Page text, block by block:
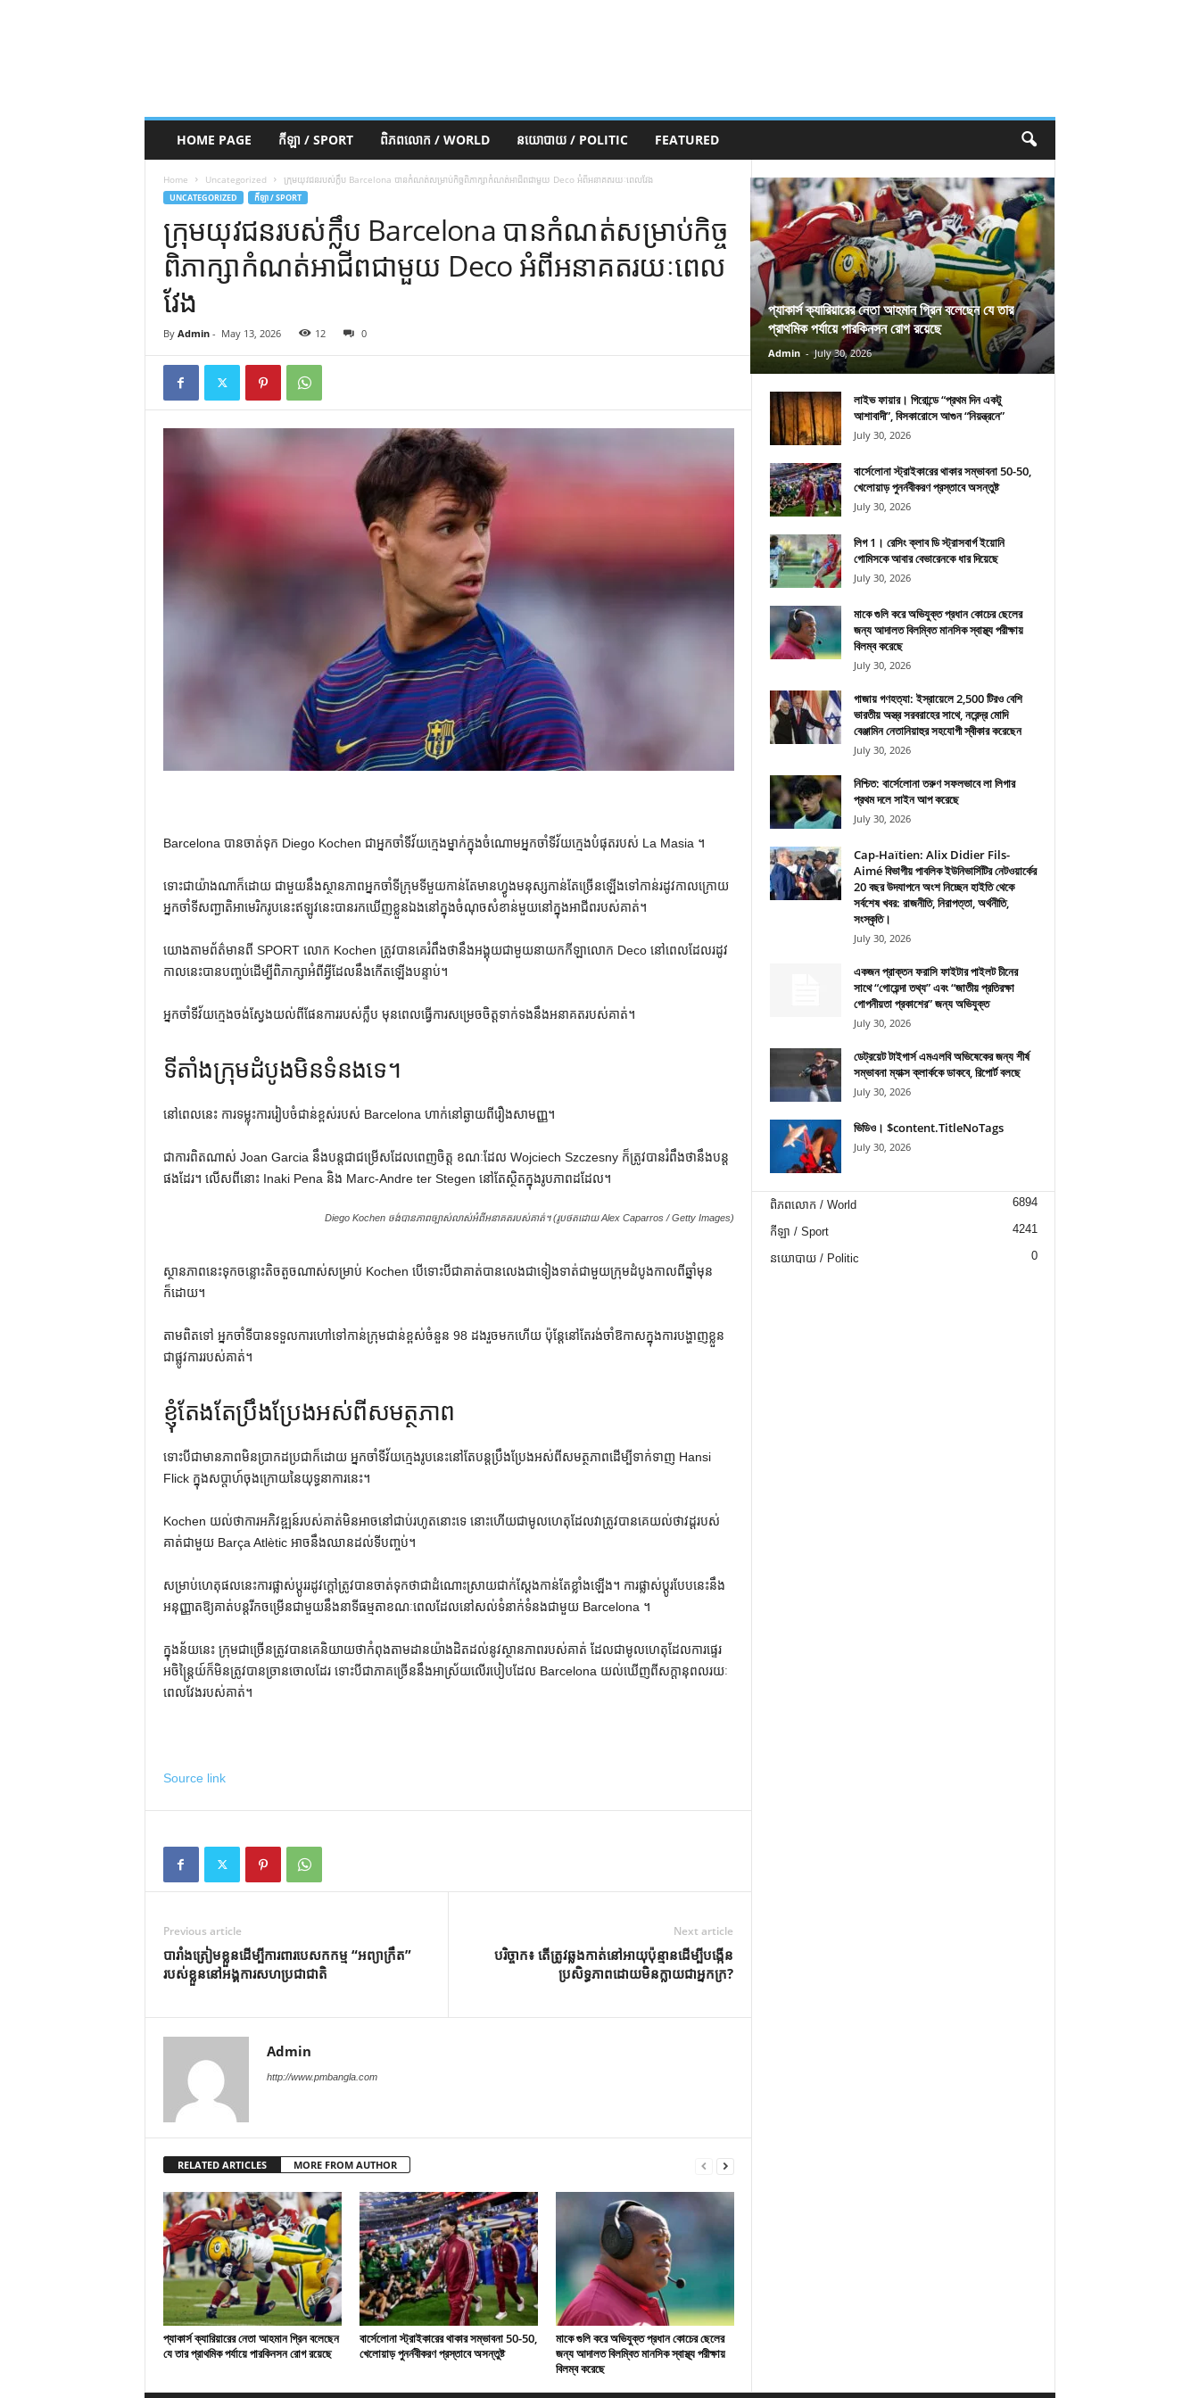
HOME PAGE កីឡា / SPORT ពិភពលោក / WORLD នយោបាយ / POLITIC FEATURED
Home Uncategorized ក្រុមយុវជនរបស់ក្លឹប Barcelona បានកំណត់សម្រាប់កិច្ចពិភាក្សាកំណត់អាជីពជាមួយ Deco អំពីអនាគតរយៈពេលវែង
UNCATEGORIZED កីឡា / SPORT
ក្រុមយុវជនរបស់ក្លឹប Barcelona បានកំណត់សម្រាប់កិច្ច
ពិភាក្សាកំណត់អាជីពជាមួយ Deco អំពីអនាគតរយៈពេល
វែង
By Admin- May 13, 2026 12 0
Barcelona បានចាត់ទុក Diego Kochen ជាអ្នកចាំទីវ័យក្មេងម្នាក់ក្នុងចំណោមអ្នកចាំទីវ័យក្មេងបំផុតរបស់ La Masia ។
ទោះជាយ៉ាងណាក៏ដោយ ជាមួយនឹងស្ថានភាពអ្នកចាំទីក្រុមទីមួយកាន់តែមានហ្វូងមនុស្សកាន់តែច្រើនឡើងទៅកាន់រដូវកាលក្រោយ
អ្នកចាំទីសញ្ជាតិអាមេរិករូបនេះឥឡូវនេះបានរកឃើញខ្លួនឯងនៅក្នុងចំណុចសំខាន់មួយនៅក្នុងអាជីពរបស់គាត់។
យោងតាមព័ត៌មានពី SPORT លោក Kochen ត្រូវបានគេរំពឹងថានឹងអង្គុយជាមួយនាយកកីឡាលោក Deco នៅពេលដែលរដូវ
កាលនេះបានបញ្ចប់ដើម្បីពិភាក្សាអំពីអ្វីដែលនឹងកើតឡើងបន្ទាប់។
អ្នកចាំទីវ័យក្មេងចង់ស្វែងយល់ពីផែនការរបស់ក្លឹប មុនពេលធ្វើការសម្រេចចិត្តទាក់ទងនឹងអនាគតរបស់គាត់។
ទីតាំងក្រុមដំបូងមិនទំនងទេ។
នៅ​ពេល​នេះ ការ​ទម្លុះ​ការ​រៀបចំ​ជាន់​ខ្ពស់​របស់ Barcelona ហាក់​នៅ​ឆ្ងាយ​ពី​រឿង​សាមញ្ញ។
ជាការពិតណាស់ Joan Garcia នឹងបន្តជាជម្រើសដែលពេញចិត្ត ខណៈដែល Wojciech Szczesny ក៏ត្រូវបានរំពឹងថានឹងបន្ត
ផងដែរ។ លើសពីនោះ Inaki Pena និង Marc-Andre ter Stegen នៅតែស្ថិតក្នុងរូបភាពដដែល។
Diego Kochen ចង់បានភាពច្បាស់លាស់អំពីអនាគតរបស់គាត់។ (រូបថតដោយ Alex Caparros / Getty Images)
ស្ថានភាពនេះទុកចន្លោះតិចតួចណាស់សម្រាប់ Kochen បើទោះបីជាគាត់បានលេងជាទៀងទាត់ជាមួយក្រុមដំបូងកាលពីឆ្នាំមុន
ក៏ដោយ។
តាមពិតទៅ អ្នកចាំទីបានទទួលការហៅទៅកាន់ក្រុមជាន់ខ្ពស់ចំនួន 98 ដងរួចមកហើយ ប៉ុន្តែនៅតែរង់ចាំឱកាសក្នុងការបង្ហាញខ្លួន
ជាផ្លូវការរបស់គាត់។
ខ្ញុំតែងតែប្រឹងប្រែងអស់ពីសមត្ថភាព
ទោះបីជាមានភាពមិនប្រាកដប្រជាក៏ដោយ អ្នកចាំទីវ័យក្មេងរូបនេះនៅតែបន្តប្រឹងប្រែងអស់ពីសមត្ថភាពដើម្បីទាក់ទាញ Hansi
Flick ក្នុងសប្តាហ៍ចុងក្រោយនៃយុទ្ធនាការនេះ។
Kochen យល់ថាការអភិវឌ្ឍន៍របស់គាត់មិនអាចនៅជាប់រហូតនោះទេ នោះហើយជាមូលហេតុដែលវាត្រូវបានគេយល់ថាវដ្តរបស់
គាត់ជាមួយ Barça Atlètic អាចនឹងឈានដល់ទីបញ្ចប់។
សម្រាប់ហេតុផលនេះការផ្លាស់ប្តូររដូវក្តៅត្រូវបានចាត់ទុកថាជាដំណោះស្រាយជាក់ស្តែងកាន់តែខ្លាំងឡើង។ ការផ្លាស់ប្តូរបែបនេះនឹង
អនុញ្ញាតឱ្យគាត់បន្តរីកចម្រើនជាមួយនឹងនាទីធម្មតាខណៈពេលដែលនៅសល់ទំនាក់ទំនងជាមួយ Barcelona ។
ក្នុងន័យនេះ ក្រុមជាច្រើនត្រូវបានគេនិយាយថាកំពុងតាមដានយ៉ាងដិតដល់នូវស្ថានភាពរបស់គាត់ ដែលជាមូលហេតុដែលការផ្ទេរ
អចិន្រ្តៃយ៍ក៏មិនត្រូវបានច្រានចោលដែរ ទោះបីជាភាគច្រើននឹងអាស្រ័យលើរបៀបដែល Barcelona យល់ឃើញពីសក្តានុពលរយៈ
ពេលវែងរបស់គាត់។
Source link
Previous article
បារាំងត្រៀមខ្លួនដើម្បីការពារបេសកកម្ម “អព្យាក្រឹត”
របស់ខ្លួននៅអង្គការសហប្រជាជាតិ
Next article
បរិច្ចាក៖ តើ​ត្រូវ​ឆ្លង​កាត់​នៅ​អាយុ​ប៉ុន្មាន​ដើម្បី​បង្កើន​
ប្រសិទ្ធភាព​ដោយ​មិន​ក្លាយ​ជា​អ្នក​ក្រ?
Admin
http://www.pmbangla.com
RELATED ARTICLES MORE FROM AUTHOR
প্যাকার্স ক্যারিয়ারের নেতা আহমান গ্রিন বলেছেন
যে তার প্রাথমিক পর্যায়ে পারকিনসন রোগ রয়েছে
বার্সেলোনা স্ট্রাইকারের থাকার সম্ভাবনা 50-50,
খেলোয়াড় পুনর্নবীকরণ প্রস্তাবে অসন্তুষ্ট
মাকে গুলি করে অভিযুক্ত প্রধান কোচের ছেলের
জন্য আদালত বিলম্বিত মানসিক স্বাস্থ্য পরীক্ষায়
বিলম্ব করেছে
প্যাকার্স ক্যারিয়ারের নেতা আহমান গ্রিন বলেছেন যে তার
প্রাথমিক পর্যায়ে পারকিনসন রোগ রয়েছে
Admin - July 30, 2026
লাইভ ফায়ার। গিরোন্ডে “প্রথম দিন একটু
আশাবাদী”, বিসকারোসে আগুন “নিয়ন্ত্রনে”
July 30, 2026
বার্সেলোনা স্ট্রাইকারের থাকার সম্ভাবনা 50-50,
খেলোয়াড় পুনর্নবীকরণ প্রস্তাবে অসন্তুষ্ট
July 30, 2026
লিগ 1। রেসিং ক্লাব ডি স্ট্রাসবার্গ ইয়োনি
গোমিসকে আবার বেভারেনকে ধার দিয়েছে
July 30, 2026
মাকে গুলি করে অভিযুক্ত প্রধান কোচের ছেলের
জন্য আদালত বিলম্বিত মানসিক স্বাস্থ্য পরীক্ষায়
বিলম্ব করেছে
July 30, 2026
গাজায় গণহত্যা: ইস্রায়েলে 2,500 টিরও বেশি
ভারতীয় অস্ত্র সরবরাহের সাথে, নরেন্দ্র মোদি
বেঞ্জামিন নেতানিয়াহুর সহযোগী স্বীকার করেছেন
July 30, 2026
নিশ্চিত: বার্সেলোনা তরুণ সফলভাবে লা লিগার
প্রথম দলে সাইন আপ করেছে
July 30, 2026
Cap-Haïtien: Alix Didier Fils-
Aimé বিভাগীয় পাবলিক ইউনিভার্সিটির নেটওয়ার্কের
20 বছর উদযাপনে অংশ নিচ্ছেন হাইতি থেকে
সর্বশেষ খবর: রাজনীতি, নিরাপত্তা, অর্থনীতি,
সংস্কৃতি।
July 30, 2026
একজন প্রাক্তন ফরাসি ফাইটার পাইলট চীনের
সাথে “গোয়েন্দা তথ্য” এবং “জাতীয় প্রতিরক্ষা
গোপনীয়তা প্রকাশের” জন্য অভিযুক্ত
July 30, 2026
ডেট্রয়েট টাইগার্স এমএলবি অভিষেকের জন্য শীর্ষ
সম্ভাবনা ম্যাক্স ক্লার্ককে ডাকবে, রিপোর্ট বলছে
July 30, 2026
ভিডিও। $content.TitleNoTags
July 30, 2026
ពិភពលោក / World 6894
កីឡា / Sport 4241
នយោបាយ / Politic 0